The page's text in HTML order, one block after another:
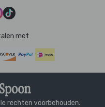
met
rechten voorbehouden.